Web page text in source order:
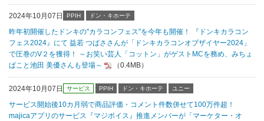
2024年10月07日 PPIH ドン・キホーテ
昨年初開催したドンキの"カラコンフェス"を今年も開催！ 『ドンキカラコン
フェス2024』にて 益若 つばささんが「ドンキカラコンオブザイヤー2024」
で圧巻のV２を獲得！ ～お笑い芸人「コットン」がゲストMCを務め、みちょ
ぱこと池田 美優さんも登場～
（0.4MB）
2024年10月07日 サービス PPIH ドン・キホーテ ユニー
サービス開始後10カ月弱で商品評価・コメント件数併せて100万件超！
majicaアプリのサービス『マジボイス』推進メンバーが「マーケター・オ